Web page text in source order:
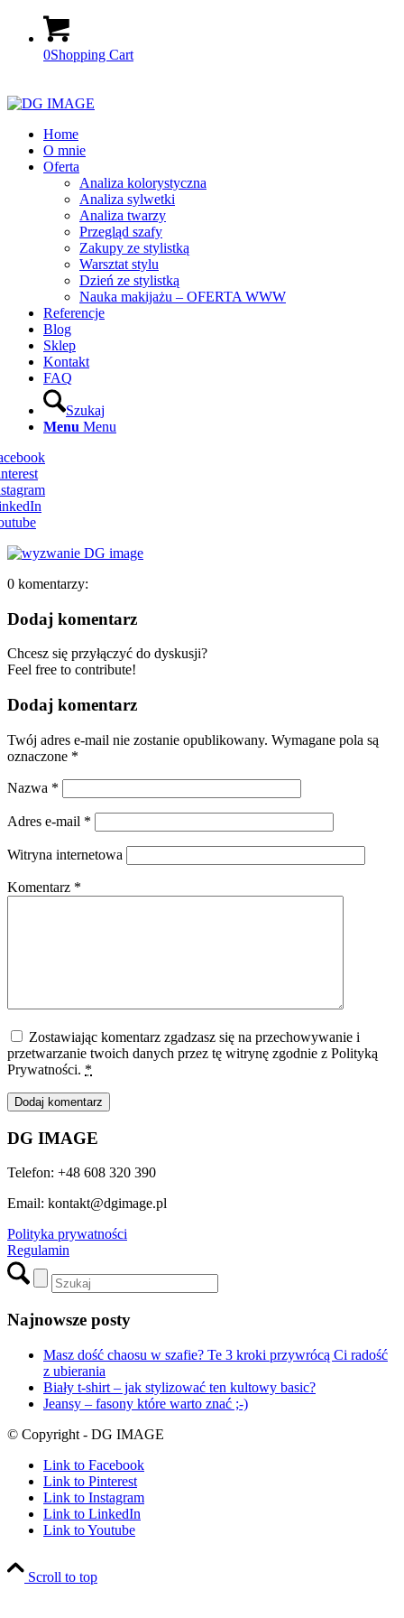
0Shopping Cart
Home
O mnie
Oferta
Analiza kolorystyczna
Analiza sylwetki
Analiza twarzy
Przegląd szafy
Zakupy ze stylistką
Warsztat stylu
Dzień ze stylistką
Nauka makijażu – OFERTA WWW
Referencje
Blog
Sklep
Kontakt
FAQ
Szukaj
Menu Menu
0 komentarzy:
Dodaj komentarz
Chcesz się przyłączyć do dyskusji?
Feel free to contribute!
Dodaj komentarz
Twój adres e-mail nie zostanie opublikowany. Wymagane pola są
oznaczone *
Nazwa *
Adres e-mail *
Witryna internetowa
Komentarz *
Zostawiając komentarz zgadzasz się na przechowywanie i
przetwarzanie twoich danych przez tę witrynę zgodnie z Polityką
Prywatności. *
DG IMAGE
Telefon: +48 608 320 390
Email: kontakt@dgimage.pl
Polityka prywatności
Regulamin
Najnowsze posty
Masz dość chaosu w szafie? Te 3 kroki przywrócą Ci radość
z ubierania
Biały t-shirt – jak stylizować ten kultowy basic?
Jeansy – fasony które warto znać ;-)
© Copyright - DG IMAGE
Link to Facebook
Link to Pinterest
Link to Instagram
Link to LinkedIn
Link to Youtube
Scroll to top